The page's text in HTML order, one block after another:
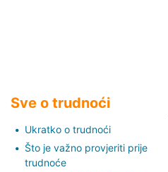
Sve o trudnoći
Ukratko o trudnoći
Što je važno provjeriti prije
trudnoće